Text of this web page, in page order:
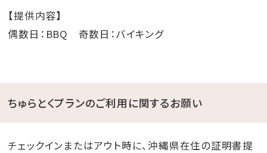
【提供内容】
偶数日：BBQ 奇数日：バイキング
ちゅらとくプランのご利用に関するお願い
チェックインまたはアウト時に、沖縄県在住の証明書提